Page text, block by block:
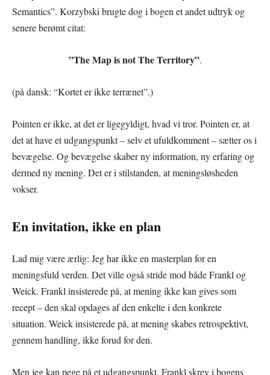
Semantics”. Korzybski brugte dog i bogen et andet udtryk og
senere berømt citat:
”The Map is not The Territory”.
(på dansk: “Kortet er ikke terrænet”.)
Pointen er ikke, at det er ligegyldigt, hvad vi tror. Pointen er, at
det at have et udgangspunkt – selv et ufuldkomment – sætter os i
bevægelse. Og bevægelse skaber ny information, ny erfaring og
dermed ny mening. Det er i stilstanden, at meningsløsheden
vokser.
En invitation, ikke en plan
Lad mig være ærlig: Jeg har ikke en masterplan for en
meningsfuld verden. Det ville også stride mod både Frankl og
Weick. Frankl insisterede på, at mening ikke kan gives som
recept – den skal opdages af den enkelte i den konkrete
situation. Weick insisterede på, at mening skabes retrospektivt,
gennem handling, ikke forud for den.
Men jeg kan pege på et udgangspunkt. Frankl skrev i bogens